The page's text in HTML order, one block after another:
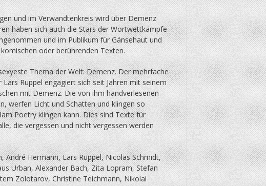
und im Verwandtenkreis wird über Demenz
haben sich auch die Stars der Wortwettkämpfe
und im Publikum für Gänsehaut und
oder berührenden Texten.
Thema der Welt: Demenz. Der mehrfache
Ruppel engagiert sich seit Jahren mit seinem
mit Demenz. Die von ihm handverlesenen
werfen Licht und Schatten und klingen so
Poetry klingen kann. Dies sind Texte für
die vergessen und nicht vergessen werden
André Hermann, Lars Ruppel, Nicolas Schmidt,
Urban, Alexander Bach, Zita Lopram, Stefan
Zolotarov, Christine Teichmann, Nikolai